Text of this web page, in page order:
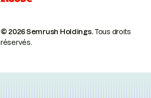
© 2026 Semrush Holdings.Tous droits
réservés.